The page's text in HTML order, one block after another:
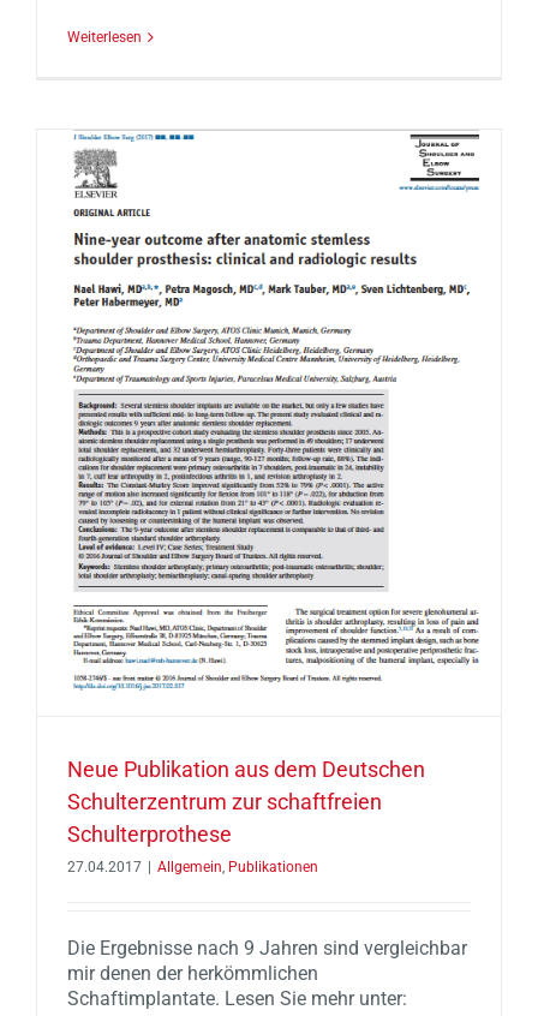
Weiterlesen
Neue Publikation aus dem Deutschen
Schulterzentrum zur schaftfreien
Schulterprothese
27.04.2017 Allgemein, Publikationen
Die Ergebnisse nach 9 Jahren sind vergleichbar
mir denen der herkömmlichen
Schaftimplantate. Lesen Sie mehr unter: